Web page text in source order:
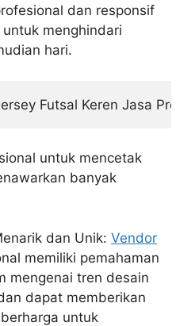
dan responsif
menghindari
hari.
Futsal Keren Jasa
untuk mencetak
banyak
dan Unik: Vendor
memiliki pemahaman
mengenai tren desain
dapat memberikan
untuk